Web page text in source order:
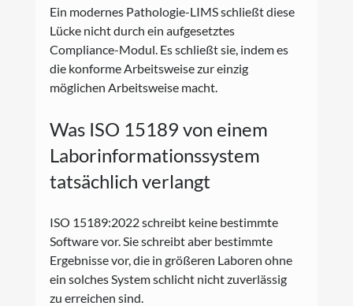
Ein modernes Pathologie-LIMS schließt diese
Lücke nicht durch ein aufgesetztes
Compliance-Modul. Es schließt sie, indem es
die konforme Arbeitsweise zur einzig
möglichen Arbeitsweise macht.
Was ISO 15189 von einem
Laborinformationssystem
tatsächlich verlangt
ISO 15189:2022 schreibt keine bestimmte
Software vor. Sie schreibt aber bestimmte
Ergebnisse vor, die in größeren Laboren ohne
ein solches System schlicht nicht zuverlässig
zu erreichen sind.